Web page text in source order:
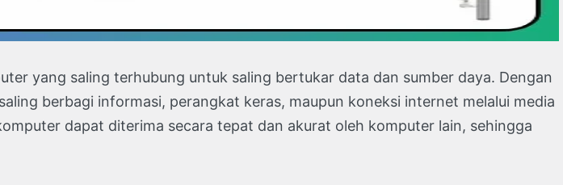
yang saling terhubung untuk saling bertukar data dan sumber daya. Dengan
berbagi informasi, perangkat keras, maupun koneksi internet melalui media
dapat diterima secara tepat dan akurat oleh komputer lain, sehingga